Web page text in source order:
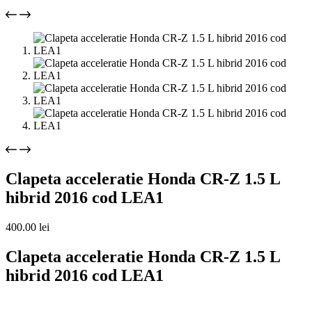
Clapeta acceleratie Honda CR-Z 1.5 L
hibrid 2016 cod LEA1
400.00 lei
Clapeta acceleratie Honda CR-Z 1.5 L
hibrid 2016 cod LEA1